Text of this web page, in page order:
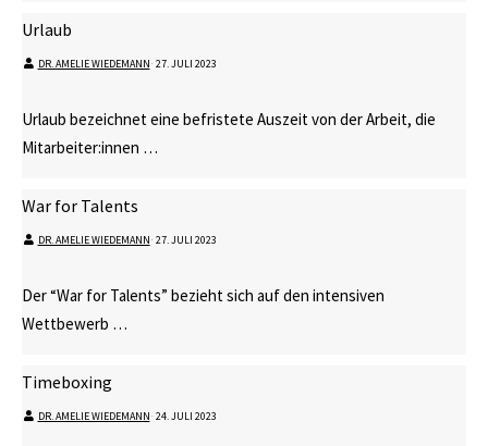
Urlaub
DR. AMELIE WIEDEMANN⋅ 27. JULI 2023
Urlaub bezeichnet eine befristete Auszeit von der Arbeit, die
Mitarbeiter:innen …
War for Talents
DR. AMELIE WIEDEMANN⋅ 27. JULI 2023
Der “War for Talents” bezieht sich auf den intensiven
Wettbewerb …
Timeboxing
DR. AMELIE WIEDEMANN⋅ 24. JULI 2023